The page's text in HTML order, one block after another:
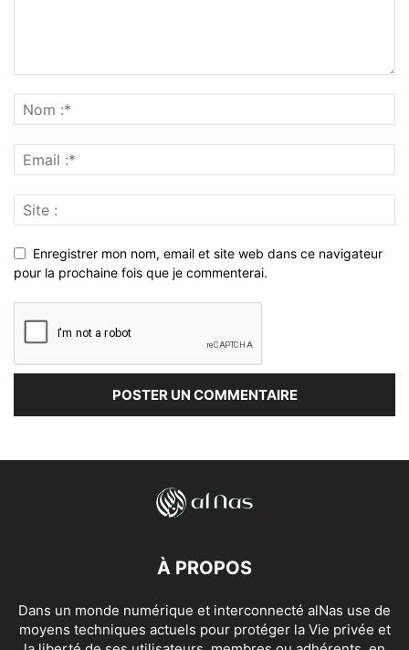
Enregistrer mon nom, email et site web dans ce navigateur
pour la prochaine fois que je commenterai.
À PROPOS
Dans un monde numérique et interconnecté alNas use de
moyens techniques actuels pour protéger la Vie privée et